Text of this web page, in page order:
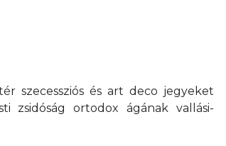
szecessziós és art deco jegyeket
zsidóság ortodox ágának vallási-